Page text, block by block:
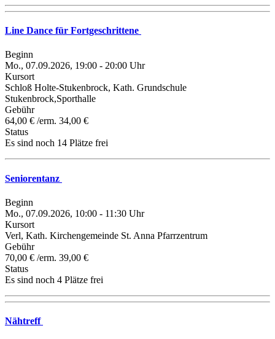
Line Dance für Fortgeschrittene
Beginn
Mo., 07.09.2026, 19:00 - 20:00 Uhr
Kursort
Schloß Holte-Stukenbrock, Kath. Grundschule
Stukenbrock,Sporthalle
Gebühr
64,00 € /erm. 34,00 €
Status
Es sind noch 14 Plätze frei
Seniorentanz
Beginn
Mo., 07.09.2026, 10:00 - 11:30 Uhr
Kursort
Verl, Kath. Kirchengemeinde St. Anna Pfarrzentrum
Gebühr
70,00 € /erm. 39,00 €
Status
Es sind noch 4 Plätze frei
Nähtreff